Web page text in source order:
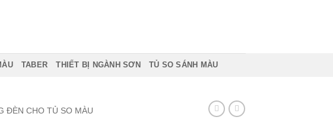
TABER THIẾT BỊ NGÀNH SƠN TỦ SO SÁNH MÀU
ĐÈN CHO TỦ SO MÀU